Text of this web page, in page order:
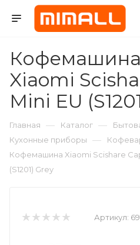
Кофемашина
Xiaomi
Mini EU
Главная — Каталог —
Кухонные приборы —
Кофемашина Xiaomi Scishare
(S1201) Grey
Артикул: